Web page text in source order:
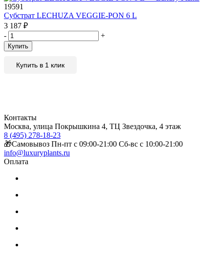
19591
Субстрат LECHUZA VEGGIE-PON 6 L
3 187 ₽
-
+
Купить
Купить в 1 клик
Контакты
Москва, улица Покрышкина 4, ТЦ Звездочка, 4 этаж
8 (495) 278-18-23
🎁Самовывоз Пн-пт с 09:00-21:00 Сб-вс с 10:00-21:00
info@luxuryplants.ru
Оплата